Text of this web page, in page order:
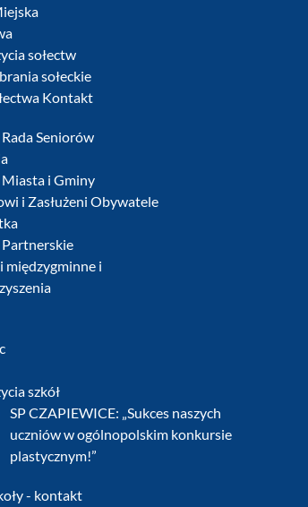
sołectw
sołeckie
Kontakt
Seniorów
i Gminy
i Zasłużeni Obywatele
międzygminne i
szkół
SP CZAPIEWICE: „Sukces naszych
uczniów w ogólnopolskim konkursie
plastycznym!”
- kontakt